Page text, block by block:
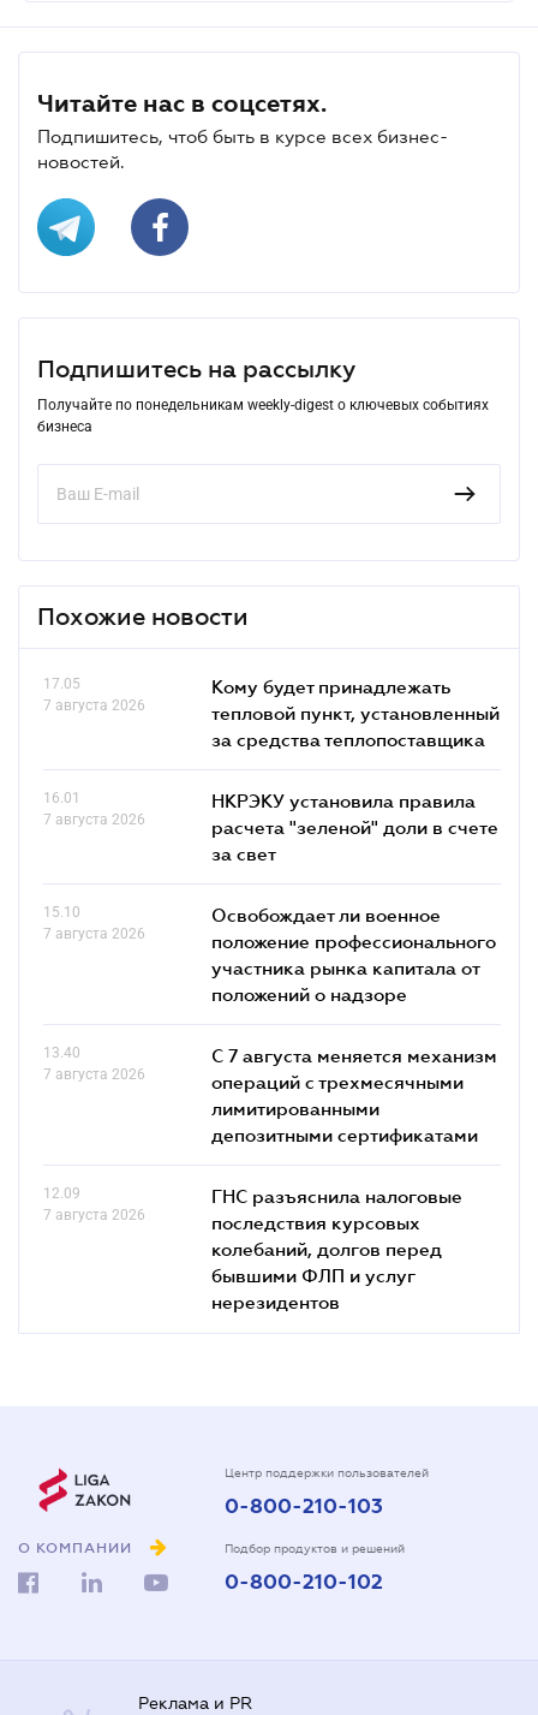
Читайте нас в соцсетях.
Подпишитесь, чтоб быть в курсе всех бизнес-
новостей.
Подпишитесь на рассылку
Получайте по понедельникам weekly-digest о ключевых событиях
бизнеса
Похожие новости
17.05
7 августа 2026
Кому будет принадлежать
тепловой пункт, установленный
за средства теплопоставщика
16.01
7 августа 2026
НКРЭКУ установила правила
расчета "зеленой" доли в счете
за свет
15.10
7 августа 2026
Освобождает ли военное
положение профессионального
участника рынка капитала от
положений о надзоре
13.40
7 августа 2026
С 7 августа меняется механизм
операций с трехмесячными
лимитированными
депозитными сертификатами
12.09
7 августа 2026
ГНС разъяснила налоговые
последствия курсовых
колебаний, долгов перед
бывшими ФЛП и услуг
нерезидентов
О КОМПАНИИ
Центр поддержки пользователей
0-800-210-103
Подбор продуктов и решений
0-800-210-102
Реклама и PR